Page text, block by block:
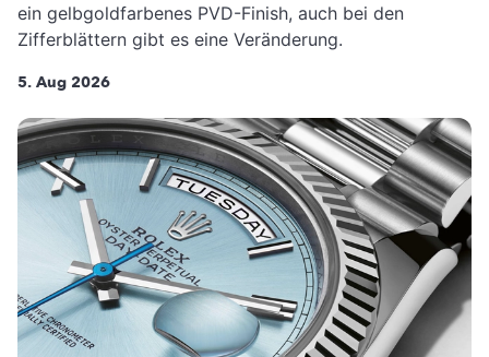
ein gelbgoldfarbenes PVD-Finish, auch bei den
Zifferblättern gibt es eine Veränderung.
5. Aug 2026